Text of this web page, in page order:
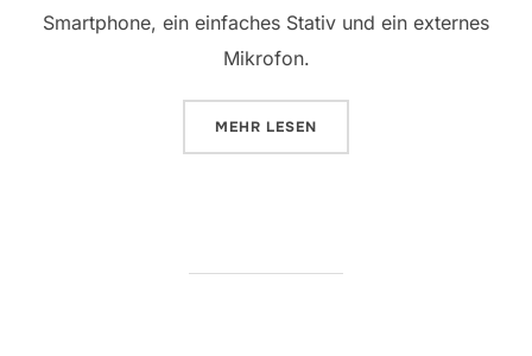
Smartphone, ein einfaches Stativ und ein externes
Mikrofon.
MEHR ÜBER „FILMEN MIT DEM
LESEN